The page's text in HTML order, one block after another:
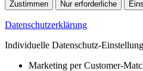
Zustimmen Nur erforderliche
Datenschutzerklärung
Individuelle Datenschutz-
Marketing per Customer-